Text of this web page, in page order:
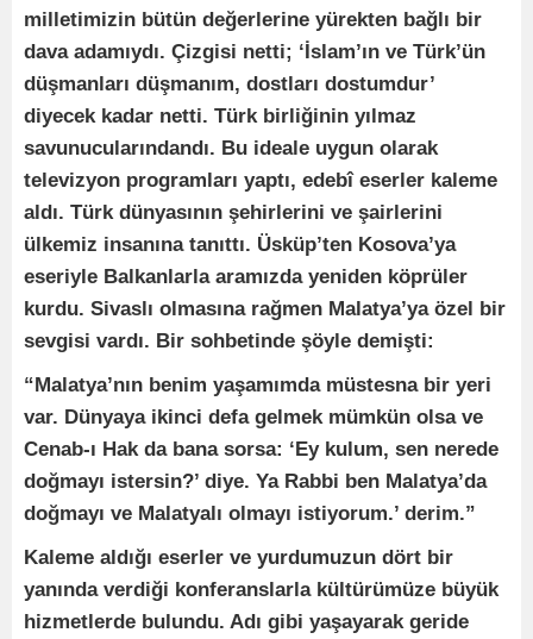
milletimizin bütün değerlerine yürekten bağlı bir
dava adamıydı. Çizgisi netti; ‘İslam’ın ve Türk’ün
düşmanları düşmanım, dostları dostumdur’
diyecek kadar netti. Türk birliğinin yılmaz
savunucularındandı. Bu ideale uygun olarak
televizyon programları yaptı, edebî eserler kaleme
aldı. Türk dünyasının şehirlerini ve şairlerini
ülkemiz insanına tanıttı. Üsküp’ten Kosova’ya
eseriyle Balkanlarla aramızda yeniden köprüler
kurdu. Sivaslı olmasına rağmen Malatya’ya özel bir
sevgisi vardı. Bir sohbetinde şöyle demişti:
“Malatya’nın benim yaşamımda müstesna bir yeri
var. Dünyaya ikinci defa gelmek mümkün olsa ve
Cenab-ı Hak da bana sorsa: ‘Ey kulum, sen nerede
doğmayı istersin?’ diye. Ya Rabbi ben Malatya’da
doğmayı ve Malatyalı olmayı istiyorum.’ derim.”
Kaleme aldığı eserler ve yurdumuzun dört bir
yanında verdiği konferanslarla kültürümüze büyük
hizmetlerde bulundu. Adı gibi yaşayarak geride